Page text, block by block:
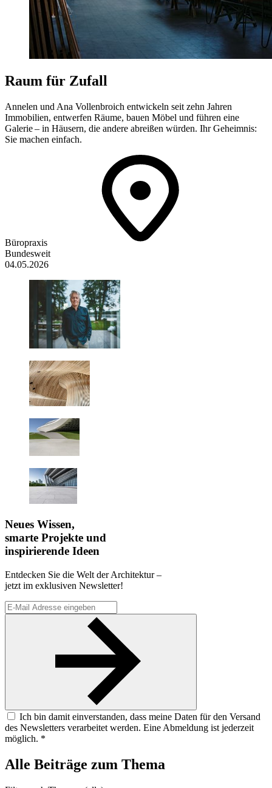
Raum für Zufall
Annelen und Ana Vollenbroich entwickeln seit zehn Jahren
Immobilien, entwerfen Räume, bauen Möbel und führen eine
Galerie – in Häusern, die andere abreißen würden. Ihr Geheimnis:
Sie machen einfach.
Büropraxis
Bundesweit
04.05.2026
Neues Wissen,
smarte Projekte und
inspirierende Ideen
Entdecken Sie die Welt der Architektur –
jetzt im exklusiven Newsletter!
Ich bin damit einverstanden, dass meine Daten für den Versand
des Newsletters verarbeitet werden. Eine Abmeldung ist jederzeit
möglich. *
Alle Beiträge zum Thema